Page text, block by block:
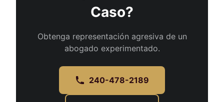
Caso?
Obtenga representación agresiva de un
abogado experimentado.
240-478-2189